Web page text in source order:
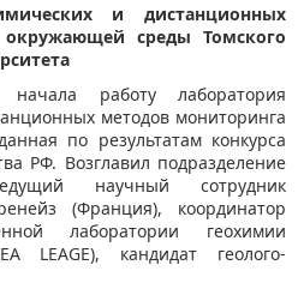
и дистанционных
среды Томского
работу лаборатория
методов мониторинга
по результатам конкурса
РФ. Возглавил подразделение
научный сотрудник
(Франция), координатор
лаборатории геохимии
LEAGE), кандидат геолого-